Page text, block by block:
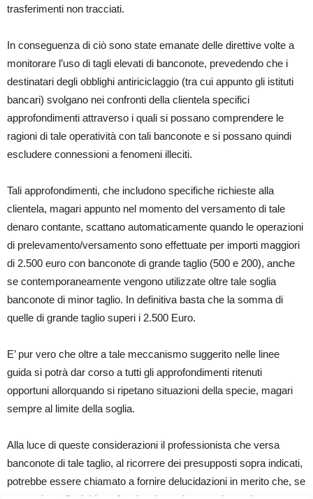
trasferimenti non tracciati.
In conseguenza di ciò sono state emanate delle direttive volte a
monitorare l’uso di tagli elevati di banconote, prevedendo che i
destinatari degli obblighi antiriciclaggio (tra cui appunto gli istituti
bancari) svolgano nei confronti della clientela specifici
approfondimenti attraverso i quali si possano comprendere le
ragioni di tale operatività con tali banconote e si possano quindi
escludere connessioni a fenomeni illeciti.
Tali approfondimenti, che includono specifiche richieste alla
clientela, magari appunto nel momento del versamento di tale
denaro contante, scattano automaticamente quando le operazioni
di prelevamento/versamento sono effettuate per importi maggiori
di 2.500 euro con banconote di grande taglio (500 e 200), anche
se contemporaneamente vengono utilizzate oltre tale soglia
banconote di minor taglio. In definitiva basta che la somma di
quelle di grande taglio superi i 2.500 Euro.
E’ pur vero che oltre a tale meccanismo suggerito nelle linee
guida si potrà dar corso a tutti gli approfondimenti ritenuti
opportuni allorquando si ripetano situazioni della specie, magari
sempre al limite della soglia.
Alla luce di queste considerazioni il professionista che versa
banconote di tale taglio, al ricorrere dei presupposti sopra indicati,
potrebbe essere chiamato a fornire delucidazioni in merito che, se